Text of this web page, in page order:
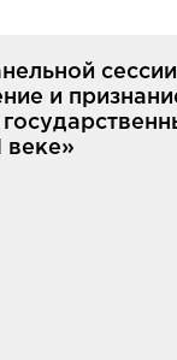
сессии
и
веке»